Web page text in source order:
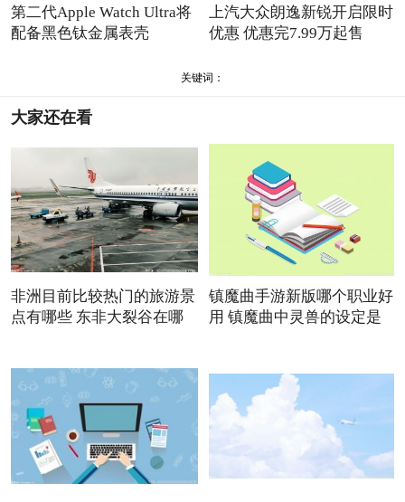
第二代Apple Watch Ultra将
配备黑色钛金属表壳
上汽大众朗逸新锐开启限时
优惠 优惠完7.99万起售
关键词：
大家还在看
非洲目前比较热门的旅游景
点有哪些 东非大裂谷在哪
镇魔曲手游新版哪个职业好
用 镇魔曲中灵兽的设定是